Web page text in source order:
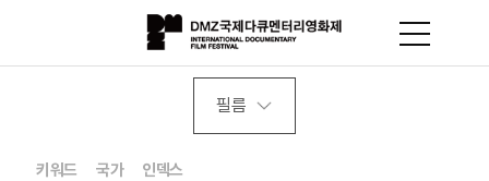
필름
키워드 국가 인덱스